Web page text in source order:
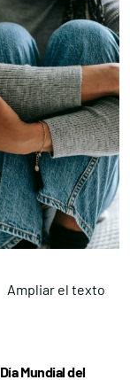
Ampliar el texto
Día Mundial del